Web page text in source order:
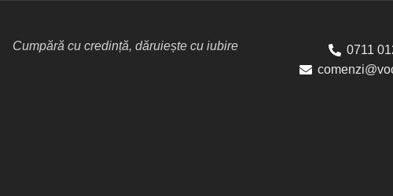
Cumpără cu credință, dăruiește cu iubire
0711